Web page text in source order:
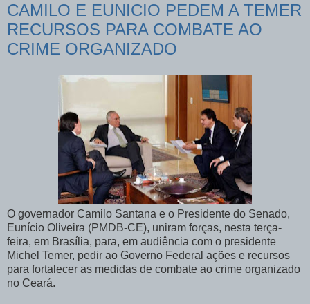
CAMILO E EUNICIO PEDEM A TEMER
RECURSOS PARA COMBATE AO
CRIME ORGANIZADO
O governador Camilo Santana e o Presidente do Senado,
Eunício Oliveira (PMDB-CE), uniram forças, nesta terça-
feira, em Brasília, para, em audiência com o presidente
Michel Temer, pedir ao Governo Federal ações e recursos
para fortalecer as medidas de combate ao crime organizado
no Ceará.